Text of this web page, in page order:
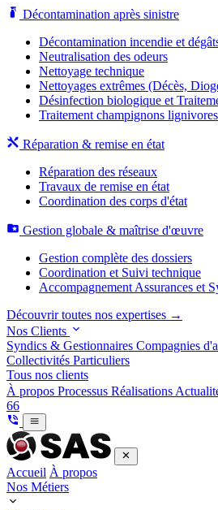
Décontamination après sinistre
Décontamination incendie et
Neutralisation des odeurs
Nettoyage technique
Nettoyages extrêmes (Décès,
Désinfection biologique et
Traitement champignons lignivores
Réparation & remise en état
Réparation des réseaux
Travaux de remise en état
Coordination des corps d'état
Gestion globale & maîtrise d'œuvre
Gestion complète des dossiers
Coordination et Suivi technique
Accompagnement Assurances et
Découvrir toutes nos expertises →
Nos Clients
Syndics & Gestionnaires Compagnies
Collectivités Particuliers
Tous nos clients
À propos Processus Réalisations
66
Accueil À propos
Nos Métiers